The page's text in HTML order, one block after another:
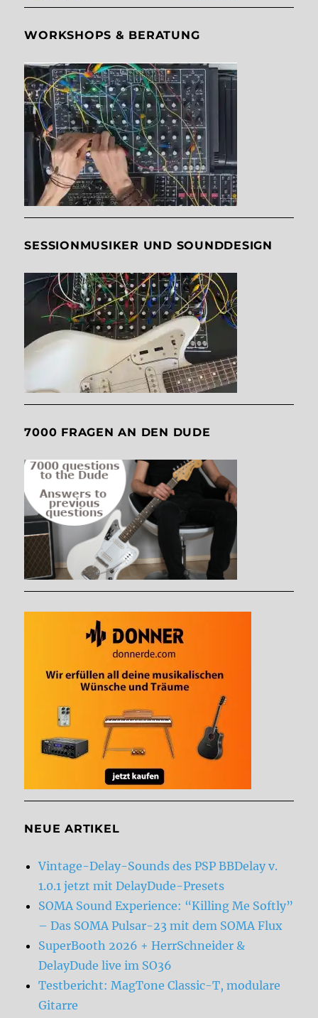
WORKSHOPS & BERATUNG
SESSIONMUSIKER UND SOUNDDESIGN
7000 FRAGEN AN DEN DUDE
NEUE ARTIKEL
Vintage-Delay-Sounds des PSP BBDelay v.
1.0.1 jetzt mit DelayDude-Presets
SOMA Sound Experience: “Killing Me Softly”
– Das SOMA Pulsar-23 mit dem SOMA Flux
SuperBooth 2026 + HerrSchneider &
DelayDude live im SO36
Testbericht: MagTone Classic-T, modulare
Gitarre